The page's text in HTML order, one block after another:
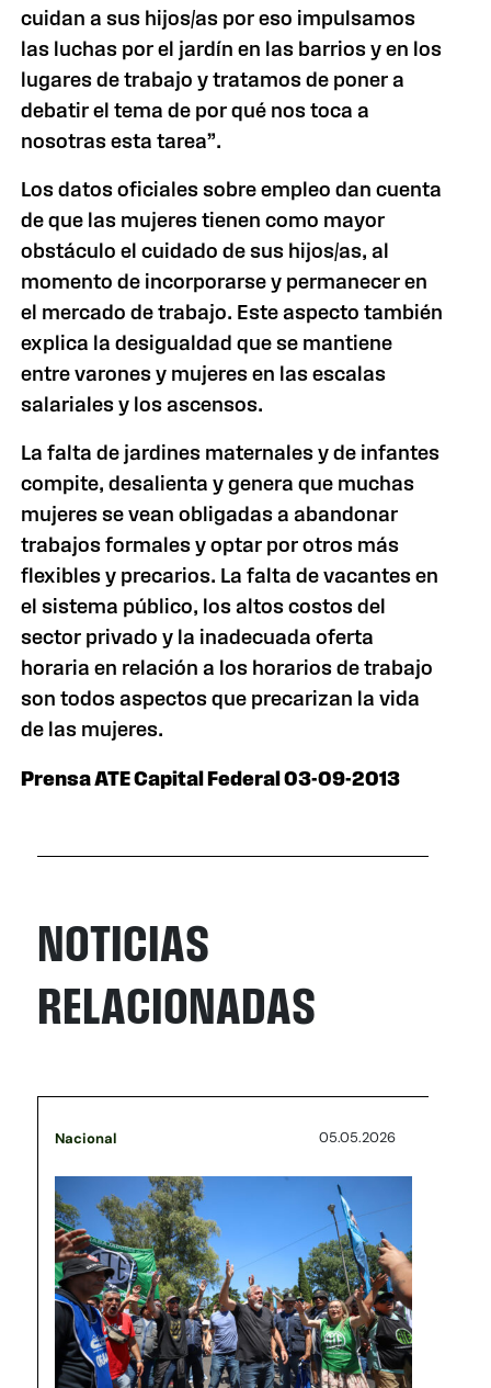
cuidan a sus hijos/as por eso impulsamos
las luchas por el jardín en las barrios y en los
lugares de trabajo y tratamos de poner a
debatir el tema de por qué nos toca a
nosotras esta tarea”.
Los datos oficiales sobre empleo dan cuenta
de que las mujeres tienen como mayor
obstáculo el cuidado de sus hijos/as, al
momento de incorporarse y permanecer en
el mercado de trabajo. Este aspecto también
explica la desigualdad que se mantiene
entre varones y mujeres en las escalas
salariales y los ascensos.
La falta de jardines maternales y de infantes
compite, desalienta y genera que muchas
mujeres se vean obligadas a abandonar
trabajos formales y optar por otros más
flexibles y precarios. La falta de vacantes en
el sistema público, los altos costos del
sector privado y la inadecuada oferta
horaria en relación a los horarios de trabajo
son todos aspectos que precarizan la vida
de las mujeres.
Prensa ATE Capital Federal 03-09-2013
NOTICIAS
RELACIONADAS
Nacional 05.05.2026